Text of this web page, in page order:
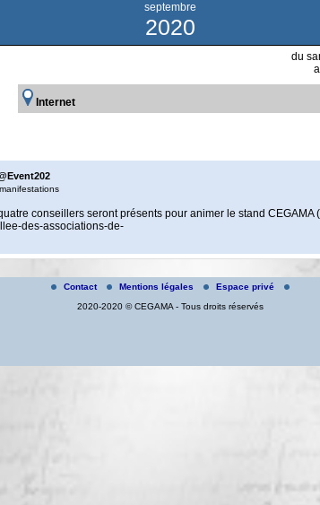
septembre
2020
du
Internet
conseillers seront présents pour animer le stand CEGAMA
des-associations-de-
Contact Mentions légales
Espace privé
2020-2020 © CEGAMA - Tous droits réservés